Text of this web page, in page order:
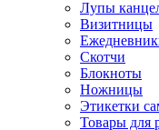
Лупы
Визитницы
Скотчи
Блокноты
Ножницы
Этикетки
Товары для